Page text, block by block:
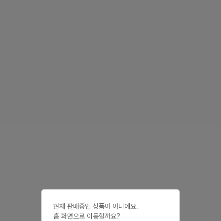
현재 판매중인 상품이 아니에요.
홈 화면으로 이동할까요?